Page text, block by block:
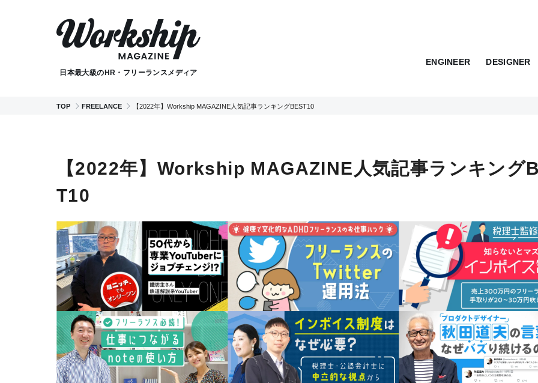
日本最大級のHR・フリーランスメディア
ENGINEER DESIGNER
TOP FREELANCE 【2022年】Workship MAGAZINE人気記事ランキングBEST10
【2022年】Workship MAGAZINE人気記事ランキング
T10